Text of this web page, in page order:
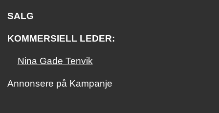
SALG
KOMMERSIELL LEDER:
Nina Gade Tenvik
Annonsere på Kampanje